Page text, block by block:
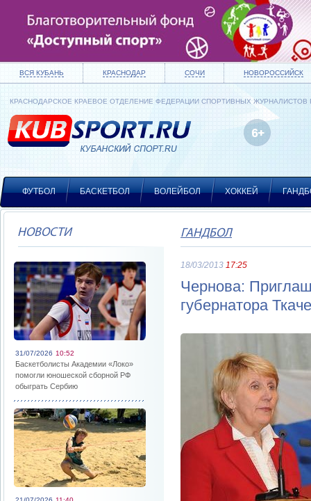
ВСЯ КУБАНЬ КРАСНОДАР СОЧИ НОВОРОССИЙСК
КРАСНОДАРСКОЕ КРАЕВОЕ ОТДЕЛЕНИЕ ФЕДЕРАЦИИ СПОРТИВНЫХ ЖУРНАЛИСТОВ
ФУТБОЛ БАСКЕТБОЛ ВОЛЕЙБОЛ ХОККЕЙ
НОВОСТИ
31/07/2026 10:52
Баскетболисты Академии «Локо»
помогли юношеской сборной РФ
обыграть Сербию
ГАНДБОЛ
18/03/2013 17:25
Чернова:
губернатора